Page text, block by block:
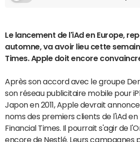
Le lancement de l'iAd en Europe,
automne, va avoir lieu cette
Times. Apple doit encore
Après son accord avec le groupe
son réseau publicitaire mobile pour
Japon en 2011, Apple devrait
noms des premiers clients de l'iAd en
Financial Times. Il pourrait s'agir de
encore de Nestlé. Leurs campagnes